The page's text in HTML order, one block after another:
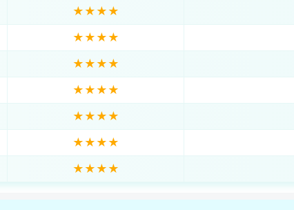
★★★★
★★★★
★★★★
★★★★
★★★★
★★★★
★★★★